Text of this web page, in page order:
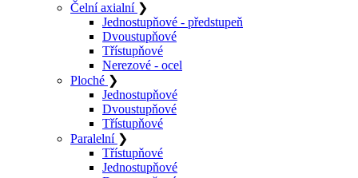
Čelní axialní ❯
Jednostupňové - předstupeň
Dvoustupňové
Třístupňové
Nerezové - ocel
Ploché ❯
Jednostupňové
Dvoustupňové
Třístupňové
Paralelní ❯
Třístupňové
Jednostupňové